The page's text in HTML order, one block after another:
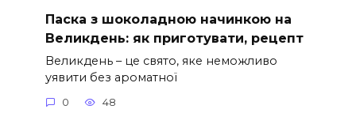
Паска з шоколадною начинкою на
Великдень: як приготувати, рецепт
Великдень – це свято, яке неможливо
уявити без ароматної
0 48